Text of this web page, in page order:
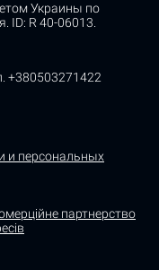
Украины по
ID: R 40-06013.
+380503271422
и персональных
партнерство